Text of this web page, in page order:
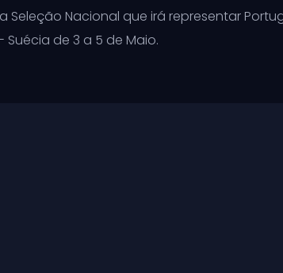
Nacional que irá representar
de 3 a 5 de Maio.